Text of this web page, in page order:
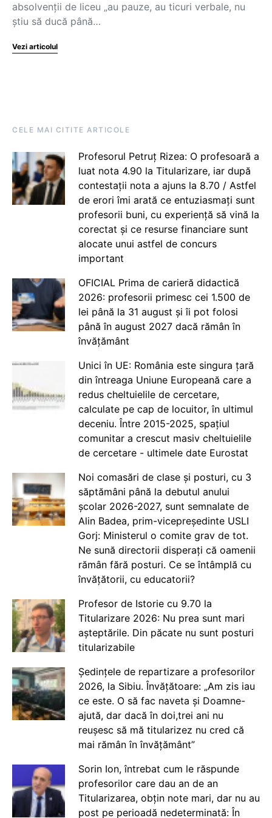
absolvenții de liceu „au pauze, au ticuri verbale, nu
știu să ducă până…
Vezi articolul
CELE MAI CITITE ARTICOLE
Profesorul Petruț Rizea: O profesoară a
luat nota 4.90 la Titularizare, iar după
contestații nota a ajuns la 8.70 / Astfel
de erori îmi arată ce entuziasmați sunt
profesorii buni, cu experiență să vină la
corectat și ce resurse financiare sunt
alocate unui astfel de concurs
important
OFICIAL Prima de carieră didactică
2026: profesorii primesc cei 1.500 de
lei până la 31 august și îi pot folosi
până în august 2027 dacă rămân în
învățământ
Unici în UE: România este singura țară
din întreaga Uniune Europeană care a
redus cheltuielile de cercetare,
calculate pe cap de locuitor, în ultimul
deceniu. Între 2015-2025, spațiul
comunitar a crescut masiv cheltuielile
de cercetare - ultimele date Eurostat
Noi comasări de clase și posturi, cu 3
săptămâni până la debutul anului
școlar 2026-2027, sunt semnalate de
Alin Badea, prim-vicepreședinte USLI
Gorj: Ministerul o comite grav de tot.
Ne sună directorii disperați că oamenii
rămân fără posturi. Ce se întâmplă cu
învățătorii, cu educatorii?
Profesor de Istorie cu 9.70 la
Titularizare 2026: Nu prea sunt mari
așteptările. Din păcate nu sunt posturi
titularizabile
Ședințele de repartizare a profesorilor
2026, la Sibiu. Învățătoare: „Am zis iau
ce este. O să fac naveta și Doamne-
ajută, dar dacă în doi,trei ani nu
reușesc să mă titularizez nu cred că
mai rămân în învățământ”
Sorin Ion, întrebat cum le răspunde
profesorilor care dau an de an
Titularizarea, obțin note mari, dar nu au
post pe perioadă nedeterminată: În